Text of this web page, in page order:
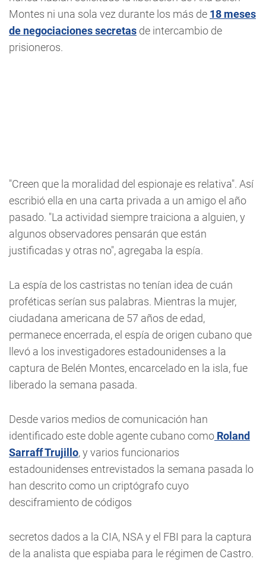
Montes ni una sola vez durante los más de 18 meses
de negociaciones secretas de intercambio de
prisioneros.
"Creen que la moralidad del espionaje es relativa". Así
escribió ella en una carta privada a un amigo el año
pasado. "La actividad siempre traiciona a alguien, y
algunos observadores pensarán que están
justificadas y otras no", agregaba la espía.
La espía de los castristas no tenían idea de cuán
proféticas serían sus palabras. Mientras la mujer,
ciudadana americana de 57 años de edad,
permanece encerrada, el espía de origen cubano que
llevó a los investigadores estadounidenses a la
captura de Belén Montes, encarcelado en la isla, fue
liberado la semana pasada.
Desde varios medios de comunicación han
identificado este doble agente cubano como Roland
Sarraff Trujillo, y varios funcionarios
estadounidenses entrevistados la semana pasada lo
han descrito como un criptógrafo cuyo
desciframiento de códigos
secretos dados a la CIA, NSA y el FBI para la captura
de la analista que espiaba para le régimen de Castro.